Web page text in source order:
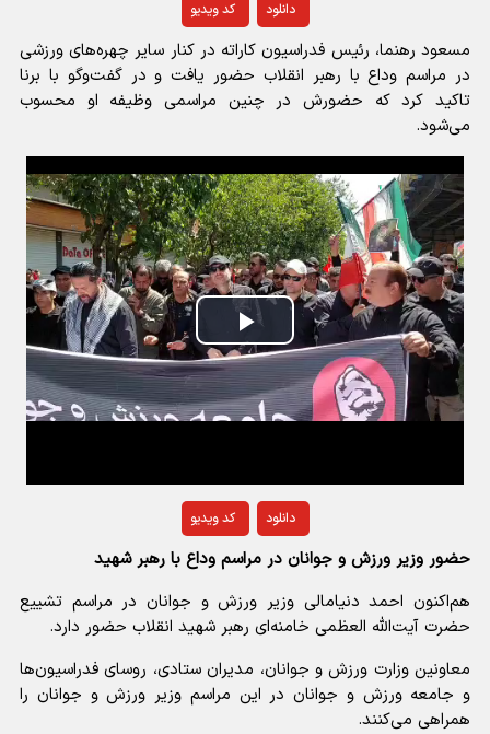
کد ویدیو دانلود
مسعود رهنما، رئیس فدراسیون کاراته در کنار سایر چهره‌های ورزشی
در مراسم وداع با رهبر انقلاب حضور یافت و در گفت‌وگو با برنا
تاکید کرد که حضورش در چنین مراسمی وظیفه او محسوب
می‌شود.
Play
Video
کد ویدیو دانلود
حضور وزیر ورزش و جوانان در مراسم وداع با رهبر شهید
هم‌اکنون احمد دنیامالی وزیر ورزش و جوانان در مراسم تشییع
حضرت آیت‌الله العظمی خامنه‌ای رهبر شهید انقلاب حضور دارد.
معاونین وزارت ورزش و جوانان، مدیران ستادی، روسای فدراسیون‌ها
و جامعه ورزش و جوانان در این مراسم وزیر ورزش و جوانان را
همراهی می‌کنند.